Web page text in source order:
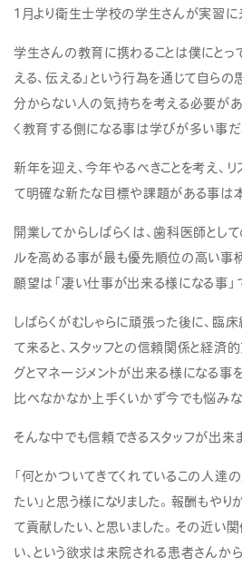
1月より衛生士学校の学生さんが実習に
学生さんの教育に携わることは僕にとっ
える、伝える」という行為を通じて自ら
分からない人の気持ちを考える必要が
く教育する側になる事は学びが多い事だ
新年を迎え、今年やるべきことを考え、リ
て明確な新たな目標や課題がある事は本
開業してからしばらくは、歯科医師とし
ルを高める事が最も優先順位の高い事
願望は「凄い仕事が出来る様になる事」
しばらくがむしゃらに頑張った後に、臨
て来ると、スタッフとの信頼関係と経済
グとマネージメントが出来る様になる事
比べなかなか上手くいかず今でも悩みな
そんな中でも信頼できるスタッフが出来ま
「何とかついてきてくれているこの人達
たい」と思う様になりました。報酬もや
て貢献したい、と思いました。その近い
い、という欲求は来院される患者さんか